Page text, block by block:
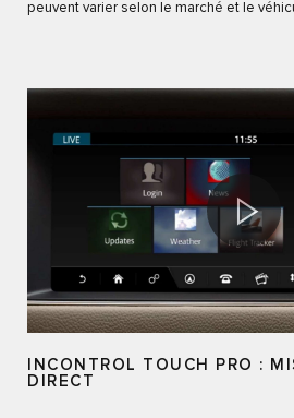
peuvent varier selon le marché et le
INCONTROL TOUCH PRO :
DIRECT